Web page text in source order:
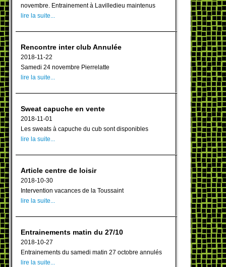
novembre. Entrainement à Lavilledieu maintenus
lire la suite...
Rencontre inter club Annulée
2018-11-22
Samedi 24 novembre Pierrelatte
lire la suite...
Sweat capuche en vente
2018-11-01
Les sweats à capuche du cub sont disponibles
lire la suite...
Article centre de loisir
2018-10-30
Intervention vacances de la Toussaint
lire la suite...
Entrainements matin du 27/10
2018-10-27
Entrainements du samedi matin 27 octobre annulés
lire la suite...